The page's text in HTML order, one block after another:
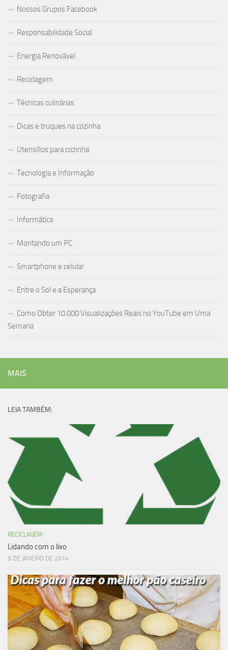
Nossos Grupos Facebook
Responsabilidade Social
Energia Renovável
Reciclagem
Técnicas culinárias
Dicas e truques na cozinha
Utensílios para cozinha
Tecnologia e Informação
Fotografia
Informática
Montando um PC
Smartphone e celular
Entre o Sol e a Esperança
Como Obter 10.000 Visualizações Reais no YouTube em Uma
Semana
MAIS
LEIA TAMBÉM:
RECICLAGEM
Lidando com o lixo
5 DE JANEIRO DE 2014